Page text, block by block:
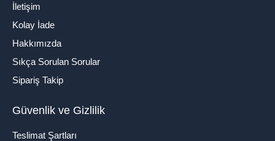
İletişim
Kolay İade
Hakkımızda
Sıkça Sorulan Sorular
Sipariş Takip
Güvenlik ve Gizlilik
Teslimat Şartları